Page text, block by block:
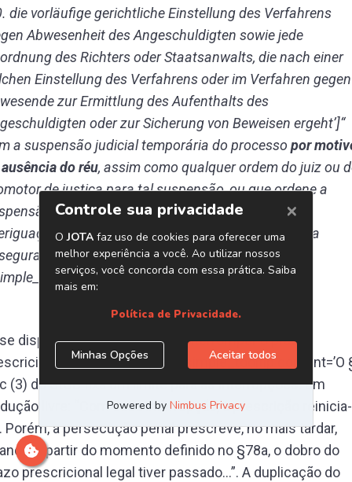
die vorläufige gerichtliche Einstellung des Verfahrens
Abwesenheit des Angeschuldigten sowie jede
des Richters oder Staatsanwalts, die nach einer
Einstellung des Verfahrens oder im Verfahren gegen
zur Ermittlung des Aufenthalts des
oder zur Sicherung von Beweisen ergeht’]“
a suspensão judicial temporária do processo por
do réu, assim como qualquer ordem do juiz ou
de justiça para tal suspensão, ou que ordene a
durante o processo contra ausente para a
do lugar em que o réu se encontra ou para
a integridade de provas”
dispositivo é o usado para interromper o prazo
no caso em que o [simple_tooltip content=’O
(3) do StGB fixa um limite para as interrupções. Em
livre: “Com cada interrupção, a prescrição reinicia-
Porém, a persecução penal prescreve, no mais tardar,
a partir do momento definido no §78a, o dobro do
prescricional legal tiver passado…”. A duplicação do